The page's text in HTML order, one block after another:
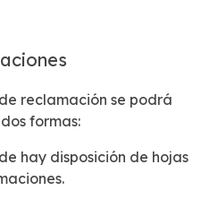
reclamación se podrá
formas:
hay disposición de hojas